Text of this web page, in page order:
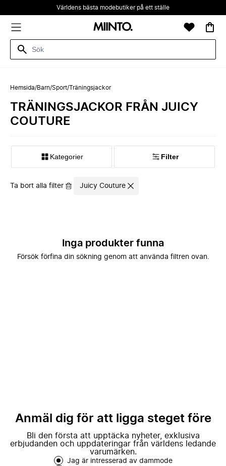
Världens bästa modebutiker på ett ställe
Hemsida/Barn/Sport/Träningsjackor
TRÄNINGSJACKOR FRÅN JUICY
COUTURE
Kategorier Filter
Ta bort alla filter Juicy Couture
Inga produkter funna
Försök förfina din sökning genom att använda filtren ovan.
Anmäl dig för att ligga steget före
Bli den första att upptäcka nyheter, exklusiva
erbjudanden och uppdateringar från världens ledande
varumärken.
Jag är intresserad av dammode